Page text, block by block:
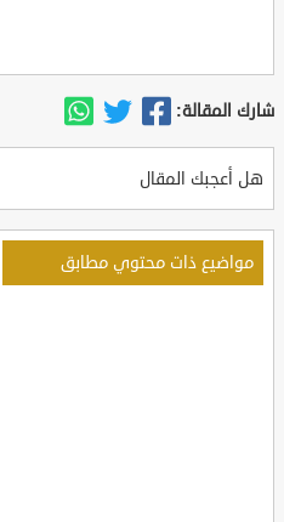
شارك المقالة:
هل أعجبك المقال
مواضيع ذات محتوي مطابق